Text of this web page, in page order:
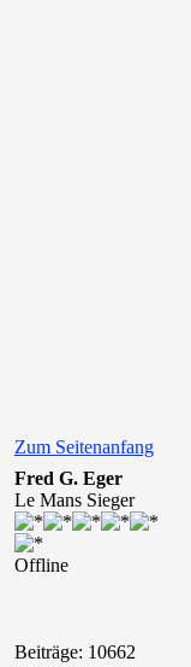
Zum Seitenanfang
Fred G. Eger
Le Mans Sieger
Offline
Beiträge: 10662